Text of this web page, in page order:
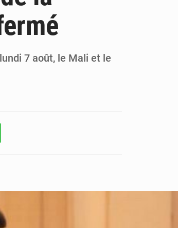
l’épreuve
dans les universités russes
7 août, le Mali et le